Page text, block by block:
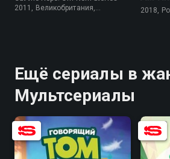
2011, Великобритания,
2018,
Ещё сериалы в
Мультсериалы